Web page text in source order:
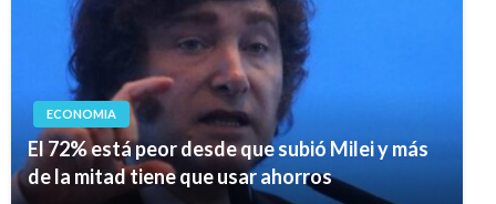
ECONOMIA
El 72% está peor desde que subió Milei y más
de la mitad tiene que usar ahorros